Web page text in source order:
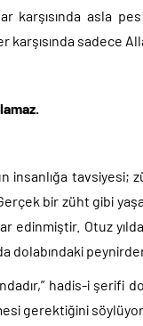
karşısında
karşısında sadece
insanlığa
bir züht gibi
edinmiştir. Otuz
hadis-i şerifi
gerektiğini